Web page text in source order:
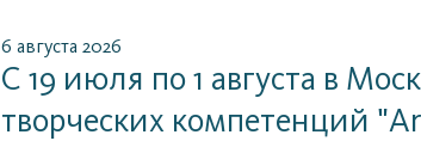
6 августа 2026
С 19 июля по 1 августа в
творческих компетенций